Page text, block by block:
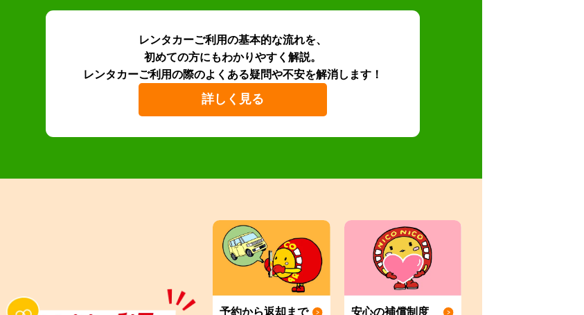
レンタカーご利用の基本的な流れを、
初めての方にもわかりやすく解説。
レンタカーご利用の際のよくある疑問や不安を解消します！
詳しく見る
予約から返却まで 安心の補償制度